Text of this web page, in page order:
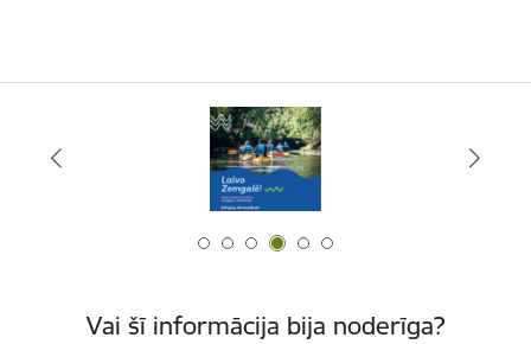
Vai šī informācija bija noderīga?